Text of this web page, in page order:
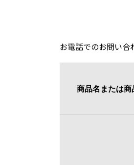
お電話でのお問い合
商品名または商